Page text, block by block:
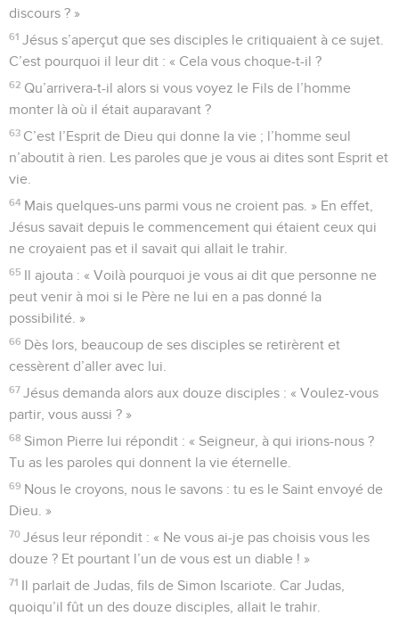
discours ? »
61 Jésus s’aperçut que ses disciples le critiquaient à ce sujet.
C’est pourquoi il leur dit : « Cela vous choque-t-il ?
62 Qu’arrivera-t-il alors si vous voyez le Fils de l’homme
monter là où il était auparavant ?
63 C’est l’Esprit de Dieu qui donne la vie ; l’homme seul
n’aboutit à rien. Les paroles que je vous ai dites sont Esprit et
vie.
64 Mais quelques-uns parmi vous ne croient pas. » En effet,
Jésus savait depuis le commencement qui étaient ceux qui
ne croyaient pas et il savait qui allait le trahir.
65 Il ajouta : « Voilà pourquoi je vous ai dit que personne ne
peut venir à moi si le Père ne lui en a pas donné la
possibilité. »
66 Dès lors, beaucoup de ses disciples se retirèrent et
cessèrent d’aller avec lui.
67 Jésus demanda alors aux douze disciples : « Voulez-vous
partir, vous aussi ? »
68 Simon Pierre lui répondit : « Seigneur, à qui irions-nous ?
Tu as les paroles qui donnent la vie éternelle.
69 Nous le croyons, nous le savons : tu es le Saint envoyé de
Dieu. »
70 Jésus leur répondit : « Ne vous ai-je pas choisis vous les
douze ? Et pourtant l’un de vous est un diable ! »
71 Il parlait de Judas, fils de Simon Iscariote. Car Judas,
quoiqu’il fût un des douze disciples, allait le trahir.